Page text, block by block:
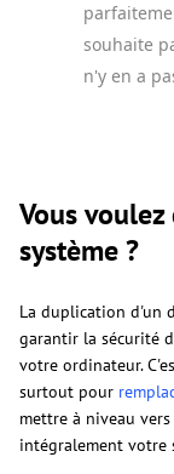
souhaite
n'y en a
Vous
système ?
La duplication d'un
garantir la sécurité
votre ordinateur.
surtout pour
mettre à niveau
intégralement votre